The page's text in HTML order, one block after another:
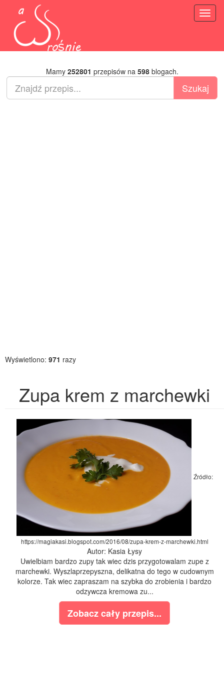
Mamy 252801 przepisów na 598blogach.
Wyświetlono: 971 razy
Zupa krem z marchewki
Źródło:
https://magiakasi.blogspot.com/2016/08/zupa-krem-z-marchewki.html
Autor: Kasia Łysy
Uwielbiam bardzo zupy tak wiec dzis przygotowalam zupe z
marchewki. Wyszlaprzepyszna, delikatna do tego w cudownym
kolorze. Tak wiec zapraszam na szybka do zrobienia i bardzo
odzywcza kremowa zu...
Zobacz cały przepis...